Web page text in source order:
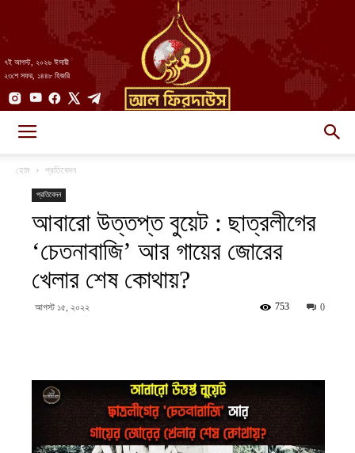
৭ই আগস্ট, ২০২৬ ঈসায়ী
২৩শে সফর, ১৪৪৮ হিজরি
||
আল-
হোম প্রতিবেদন
প্রতিবেদন
আবারো উত্তপ্ত বুয়েট : ছাত্রলীগের
‘চেতনাবাজি’ আর গায়ের জোরের
খেলার শেষ কোথায়?
আগস্ট ১৫, ২০২২ 0
753